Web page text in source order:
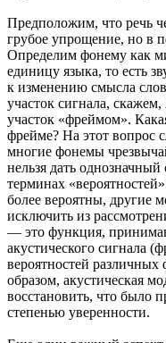
Предположим, что речь
грубое упрощение, но в
Определим фонему как
единицу языка, то есть
к изменению смысла
участок сигнала,
участок «фреймом».
фрейме? На этот вопрос
многие фонемы
нельзя дать
терминах
более вероятны, другие
исключить из
— это функция,
акустического сигнала
вероятностей
образом, акустическая
восстановить, что было
степенью уверенности.